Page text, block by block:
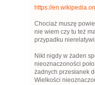
https://
Chociaż muszę
nie wiem czy tu też
przypadku
Nikt nigdy w żaden
nieoznaczoności
żadnych przesłanek
Wielkości